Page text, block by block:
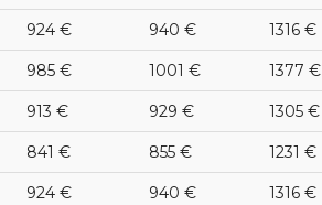
924 € 940 € 1316 €
985 € 1001 € 1377 €
913 € 929 € 1305 €
841 € 855 € 1231 €
924 € 940 € 1316 €